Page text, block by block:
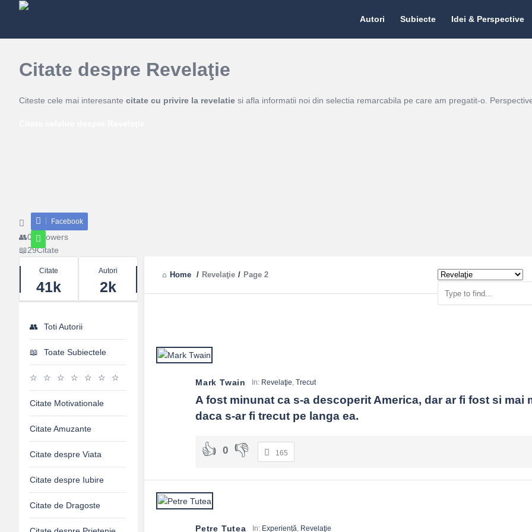
Citate.ro
Autori Subiecte Idei & Perspective
Citate despre Revelaţie
Citeste cele mai interesante citate cu privire la revelatie si afla informatii noi din selectia remarcabila pe care am pregatit-o.
Share Facebook
0 Followers
29Citate
Home / Revelaţie / Page 2
Mark Twain In: Revelaţie, Trecut
A fost minunat ca s-a descoperit America, dar ar fi fost si mai
daca s-ar fi trecut pe langa ea.
0 165
Petre Tutea In: Experiență Revelaţie
Stats
Citate
41k
Autori
2k
Toti Autorii
Toate Subiectele
Citate Motivationale
Citate Amuzante
Citate despre Viata
Citate despre Iubire
Citate de Dragoste